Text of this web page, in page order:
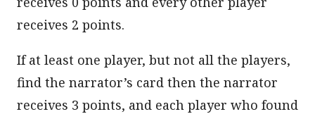
receives 2 points.
If at least one player, but not all the players,
find the narrator’s card then the narrator
receives 3 points, and each player who found